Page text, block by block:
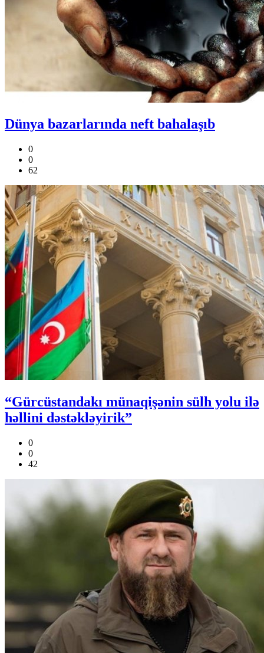
Dünya bazarlarında neft bahalaşıb
0
0
62
“Gürcüstandakı münaqişənin sülh yolu ilə
həllini dəstəkləyirik”
0
0
42